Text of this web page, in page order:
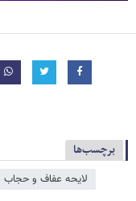
برچسب‌ها
لایحه عفاف و حجاب